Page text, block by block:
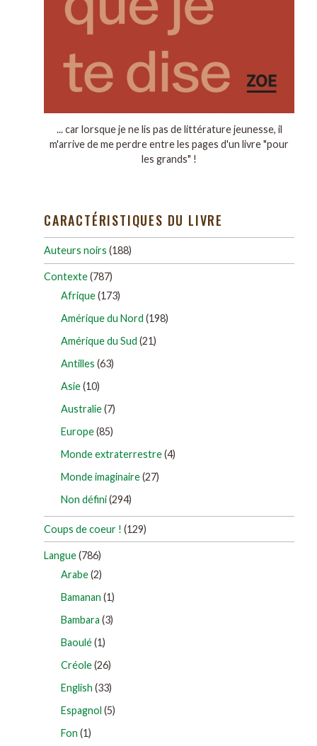
... car lorsque je ne lis pas de littérature jeunesse, il
m'arrive de me perdre entre les pages d'un livre "pour
les grands" !
CARACTÉRISTIQUES DU LIVRE
Auteurs noirs (188)
Contexte(787)
Afrique(173)
Amérique du Nord (198)
Amérique du Sud (21)
Antilles (63)
Asie(10)
Australie(7)
Europe(85)
Monde extraterrestre(4)
Monde imaginaire(27)
Non défini(294)
Coups de coeur ! (129)
Langue(786)
Arabe(2)
Bamanan (1)
Bambara (3)
Baoulé(1)
Créole(26)
English (33)
Espagnol (5)
Fon (1)